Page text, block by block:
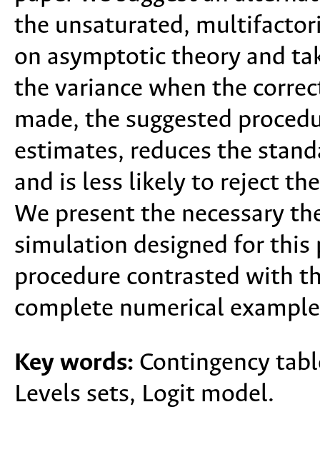
the unsaturated,
on asymptotic theory and
the variance when the
made, the suggested
estimates, reduces the
and is less likely to reject
We present the necessary
simulation designed for this
procedure contrasted with
complete numerical
Key words: Contingency
Levels sets, Logit model.